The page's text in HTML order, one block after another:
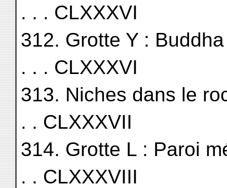
. . . CLXXXVI
312. Grotte Y :
. . . CLXXXVI
313. Niches dans le
. . CLXXXVII
314. Grotte L : Paroi
. . CLXXXVIII